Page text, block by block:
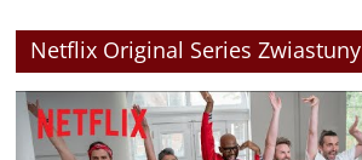
Netflix Original Series Zwiastuny